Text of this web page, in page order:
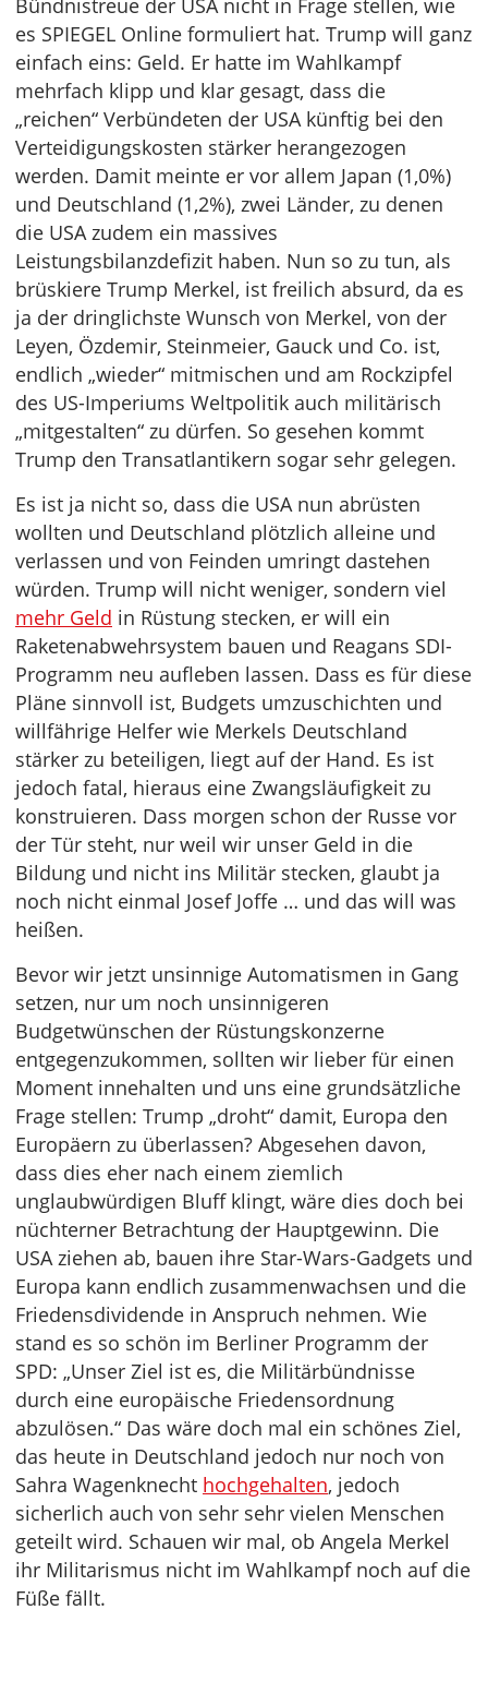
Bündnistreue der USA nicht in Frage stellen, wie
es SPIEGEL Online formuliert hat. Trump will ganz
einfach eins: Geld. Er hatte im Wahlkampf
mehrfach klipp und klar gesagt, dass die
„reichen“ Verbündeten der USA künftig bei den
Verteidigungskosten stärker herangezogen
werden. Damit meinte er vor allem Japan (1,0%)
und Deutschland (1,2%), zwei Länder, zu denen
die USA zudem ein massives
Leistungsbilanzdefizit haben. Nun so zu tun, als
brüskiere Trump Merkel, ist freilich absurd, da es
ja der dringlichste Wunsch von Merkel, von der
Leyen, Özdemir, Steinmeier, Gauck und Co. ist,
endlich „wieder“ mitmischen und am Rockzipfel
des US-Imperiums Weltpolitik auch militärisch
„mitgestalten“ zu dürfen. So gesehen kommt
Trump den Transatlantikern sogar sehr gelegen.
Es ist ja nicht so, dass die USA nun abrüsten
wollten und Deutschland plötzlich alleine und
verlassen und von Feinden umringt dastehen
würden. Trump will nicht weniger, sondern viel
mehr Geld in Rüstung stecken, er will ein
Raketenabwehrsystem bauen und Reagans SDI-
Programm neu aufleben lassen. Dass es für diese
Pläne sinnvoll ist, Budgets umzuschichten und
willfährige Helfer wie Merkels Deutschland
stärker zu beteiligen, liegt auf der Hand. Es ist
jedoch fatal, hieraus eine Zwangsläufigkeit zu
konstruieren. Dass morgen schon der Russe vor
der Tür steht, nur weil wir unser Geld in die
Bildung und nicht ins Militär stecken, glaubt ja
noch nicht einmal Josef Joffe … und das will was
heißen.
Bevor wir jetzt unsinnige Automatismen in Gang
setzen, nur um noch unsinnigeren
Budgetwünschen der Rüstungskonzerne
entgegenzukommen, sollten wir lieber für einen
Moment innehalten und uns eine grundsätzliche
Frage stellen: Trump „droht“ damit, Europa den
Europäern zu überlassen? Abgesehen davon,
dass dies eher nach einem ziemlich
unglaubwürdigen Bluff klingt, wäre dies doch bei
nüchterner Betrachtung der Hauptgewinn. Die
USA ziehen ab, bauen ihre Star-Wars-Gadgets und
Europa kann endlich zusammenwachsen und die
Friedensdividende in Anspruch nehmen. Wie
stand es so schön im Berliner Programm der
SPD: „Unser Ziel ist es, die Militärbündnisse
durch eine europäische Friedensordnung
abzulösen.“ Das wäre doch mal ein schönes Ziel,
das heute in Deutschland jedoch nur noch von
Sahra Wagenknecht hochgehalten, jedoch
sicherlich auch von sehr sehr vielen Menschen
geteilt wird. Schauen wir mal, ob Angela Merkel
ihr Militarismus nicht im Wahlkampf noch auf die
Füße fällt.